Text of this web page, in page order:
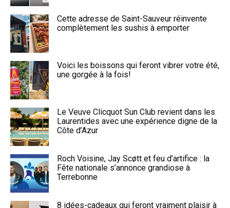
Cette adresse de Saint-Sauveur réinvente
complètement les sushis à emporter
Voici les boissons qui feront vibrer votre été,
une gorgée à la fois!
Le Veuve Clicquot Sun Club revient dans les
Laurentides avec une expérience digne de la
Côte d’Azur
Roch Voisine, Jay Scøtt et feu d’artifice : la
Fête nationale s’annonce grandiose à
Terrebonne
8 idées-cadeaux qui feront vraiment plaisir à